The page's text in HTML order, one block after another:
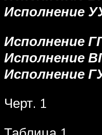
Исполнение
Исполнение
Исполнение
Исполнение
Черт. 1